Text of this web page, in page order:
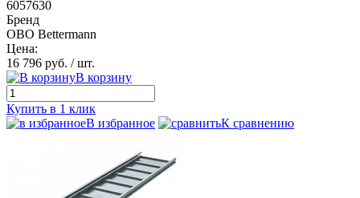
6057630
Бренд
OBO Bettermann
Цена:
16 796 руб. / шт.
В корзину
Купить в 1 клик
В избранное
К сравнению